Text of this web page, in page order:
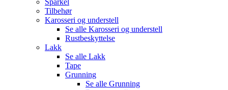
Tilbehør
Karosseri og understell
Se alle Karosseri og understell
Rustbeskyttelse
Lakk
Se alle Lakk
Tape
Grunning
Se alle Grunning